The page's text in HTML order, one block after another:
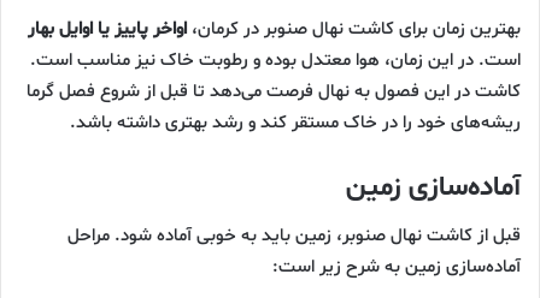
بهترین زمان برای کاشت نهال صنوبر در کرمان، اواخر پاییز یا اوایل بهار
است. در این زمان، هوا معتدل بوده و رطوبت خاک نیز مناسب است.
کاشت در این فصول به نهال فرصت می‌دهد تا قبل از شروع فصل گرما
ریشه‌های خود را در خاک مستقر کند و رشد بهتری داشته باشد.
آماده‌سازی زمین
قبل از کاشت نهال صنوبر، زمین باید به خوبی آماده شود. مراحل
آماده‌سازی زمین به شرح زیر است: